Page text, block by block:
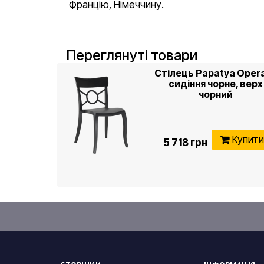
Францію, Німеччину.
Переглянуті товари
Стілець Papatya
сидіння чорне, верх
чорний
5 718 грн Купити